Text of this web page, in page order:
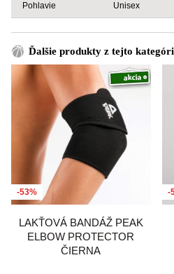
Pohlavie Unisex
Ďalšie produkty z tejto
-53%
LAKŤOVÁ BANDÁŽ PEAK
ELBOW PROTECTOR
ČIERNA
-